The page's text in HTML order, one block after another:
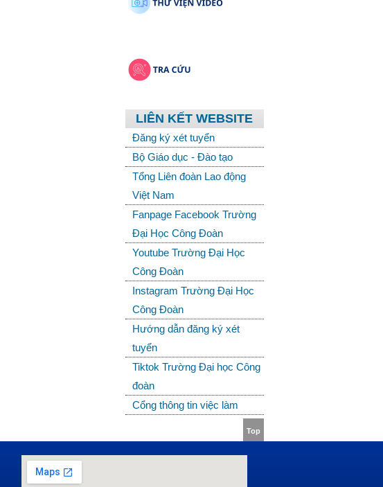
LIÊN KẾT WEBSITE
Đăng ký xét tuyển
Bộ Giáo dục - Đào tạo
Tổng Liên đoàn Lao động
Việt Nam
Fanpage Facebook Trường
Đại Học Công Đoàn
Youtube Trường Đại Học
Công Đoàn
Instagram Trường Đại Học
Công Đoàn
Hướng dẫn đăng ký xét
tuyển
Tiktok Trường Đại học Công
đoàn
Cổng thông tin việc làm
Top